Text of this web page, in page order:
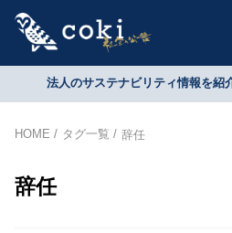
法人のサステナビリティ情報を紹
HOME タグ一覧 辞任
辞任